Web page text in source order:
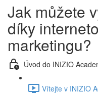
Jak můžete
díky
marketingu?
Úvod do INIZIO
Vítejte v INIZIO